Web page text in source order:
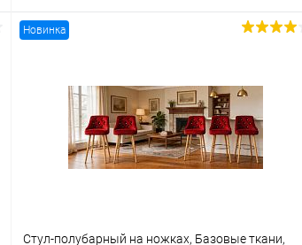
Купить в 1 клик Сравнение
В избранное В наличии
Новинка
Стул-полубарный на ножках, Базовые ткани,